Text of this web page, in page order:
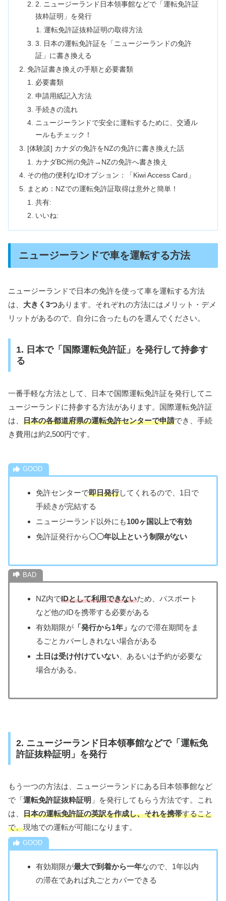
2. ニュージーランド日本領事館などで「運転免許証
抜粋証明」を発行
運転免許証抜粋証明の取得方法
3. 日本の運転免許証を「ニュージーランドの免許
証」に書き換える
免許証書き換えの手順と必要書類
必要書類
申請用紙記入方法
手続きの流れ
ニュージーランドで安全に運転するために、交通ル
ールもチェック！
[体験談] カナダの免許をNZの免許に書き換えた話
カナダBC州の免許→NZの免許へ書き換え
その他の便利なIDオプション：「Kiwi Access Card」
まとめ：NZでの運転免許証取得は意外と簡単！
共有:
いいね:
ニュージーランドで車を運転する方法
ニュージーランドで日本の免許を使って車を運転する方法
は、 大きく3つあります。それぞれの方法にはメリット・デメ
リットがあるので、自分に合ったものを選んでください。
1. 日本で「国際運転免許証」を発行して持参す
る
一番手軽な方法として、日本で国際運転免許証を発行してニ
ュージーランドに持参する方法があります。国際運転免許証
は、 日本の各都道府県の運転免許センターで申請でき、手続
き費用は約2,500円です。
免許センターで即日発行してくれるので、1日で
手続きが完結する
ニュージーランド以外にも100ヶ国以上で有効
免許証発行から〇〇年以上という制限がない
NZ内でIDとして利用できないため、パスポート
など他のIDを携帯する必要がある
有効期限が「発行から1年」 なので滞在期間をま
るごとカバーしきれない場合がある
土日は受け付けていない、あるいは予約が必要な
場合がある。
2. ニュージーランド日本領事館などで「運転免
許証抜粋証明」を発行
もう一つの方法は、ニュージーランドにある日本領事館など
で「 運転免許証抜粋証明 」を発行してもらう方法です。これ
は、 日本の運転免許証の英訳を作成し、それを携帯すること
で、現地での運転が可能になります。
有効期限が最大で到着から一年なので、1年以内
の滞在であれば丸ごとカバーできる